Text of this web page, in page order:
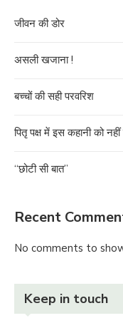
जीवन की डोर
असली खजाना !
बच्चों की सही परवरिश
पितृ पक्ष में इस कहानी को नहीं
“छोटी सी बात”
Recent
No comments to
Keep in touch